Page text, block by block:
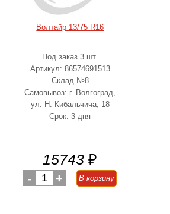
Волтайр 13/75 R16
Под заказ 3 шт.
Артикул: 86574691513
Склад №8
Самовывоз: г. Волгоград,
ул. Н. Кибальчича, 18
Срок: 3 дня
15743 ₽
- 1 + В корзину